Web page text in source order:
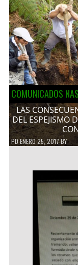
COMUNICADOS
LAS
DEL ESPEJISMO
PDENERO 25, 2017BY